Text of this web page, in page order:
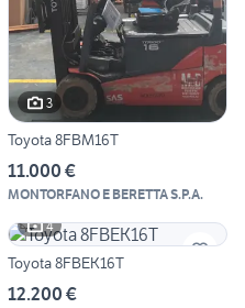
3
Toyota 8FBM16T
11.000 €
MONTORFANO E BERETTA S.P.A.
4
Toyota 8FBEK16T
12.200 €